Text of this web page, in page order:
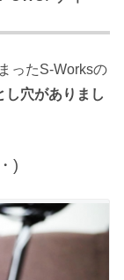
ったS-Worksの
し穴がありまし
)